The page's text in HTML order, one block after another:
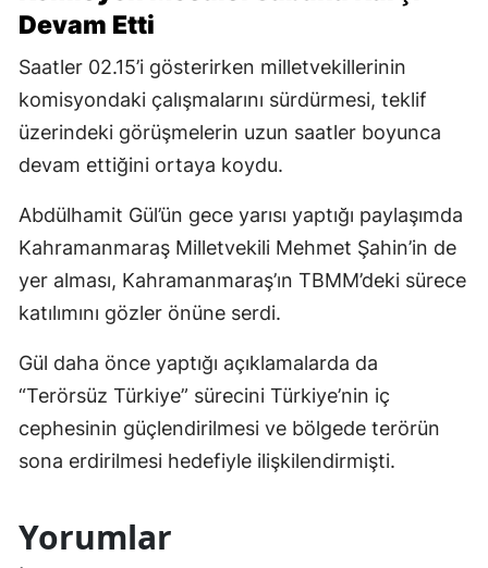
Devam Etti
Saatler 02.15’i gösterirken milletvekillerinin
komisyondaki çalışmalarını sürdürmesi, teklif
üzerindeki görüşmelerin uzun saatler boyunca
devam ettiğini ortaya koydu.
Abdülhamit Gül’ün gece yarısı yaptığı paylaşımda
Kahramanmaraş Milletvekili Mehmet Şahin’in de
yer alması, Kahramanmaraş’ın TBMM’deki sürece
katılımını gözler önüne serdi.
Gül daha önce yaptığı açıklamalarda da
“Terörsüz Türkiye” sürecini Türkiye’nin iç
cephesinin güçlendirilmesi ve bölgede terörün
sona erdirilmesi hedefiyle ilişkilendirmişti.
Yorumlar